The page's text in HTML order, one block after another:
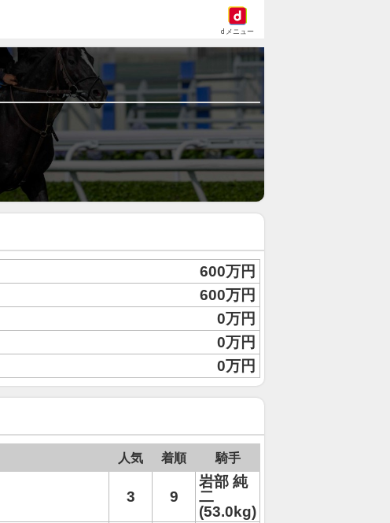
dメニュー
600万円
600万円
0万円
0万円
0万円
人気 着順 騎手
3 9
岩部 純
二
(53.0kg)